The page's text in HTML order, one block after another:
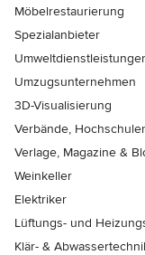
Möbelrestaurierung
Spezialanbieter
Umzugsunternehmen
3D-Visualisierung
Verbände,
Verlage, Magazine &
Weinkeller
Elektriker
Lüftungs- und
Klär- &